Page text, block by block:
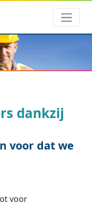
dankzij
voor dat we
voor